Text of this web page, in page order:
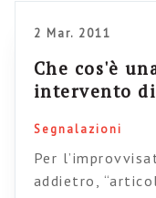
2 Mar. 2011
Che cos'è
intervento
Segnalazioni
Per
addietro,